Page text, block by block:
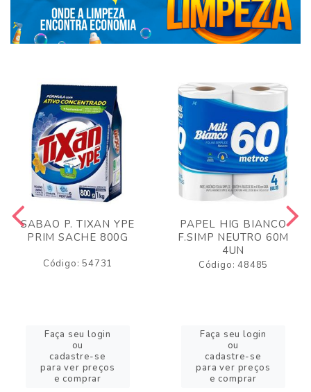
SABAO P. TIXAN YPE
PRIM SACHE 800G
Código: 54731
Faça seu login
ou
cadastre-se
para ver preços
e comprar
PAPEL HIG BIANCO
F.SIMP NEUTRO 60M
4UN
Código: 48485
Faça seu login
ou
cadastre-se
para ver preços
e comprar